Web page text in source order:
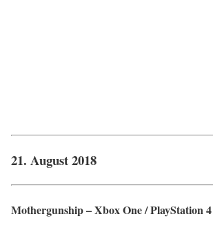
21. August 2018
Mothergunship – Xbox One / PlayStation 4